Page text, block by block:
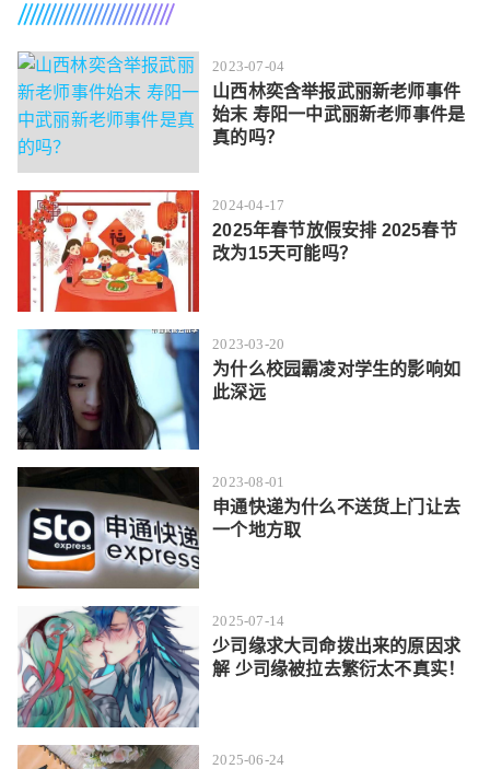
2023-07-04
山西林奕含举报武丽新老师事件
始末 寿阳一中武丽新老师事件是
真的吗？
2024-04-17
2025年春节放假安排 2025春节
改为15天可能吗？
2023-03-20
为什么校园霸凌对学生的影响如
此深远
2023-08-01
申通快递为什么不送货上门让去
一个地方取
2025-07-14
少司缘求大司命拨出来的原因求
解 少司缘被拉去繁衍太不真实！
2025-06-24